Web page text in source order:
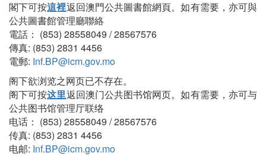
閣下可按這裡返回澳門公共圖書館網頁。如有需要，亦可與
公共圖書館管理廳聯絡
電話： (853) 28558049 / 28567576
傳真: (853) 2831 4456
電郵: Inf.BP@icm.gov.mo
阁下欲浏览之网页已不存在。
阁下可按这里返回澳门公共图书馆网页。如有需要，亦可与
公共图书馆管理厅联络
电话： (853) 28558049 / 28567576
传真: (853) 2831 4456
电邮: Inf.BP@icm.gov.mo